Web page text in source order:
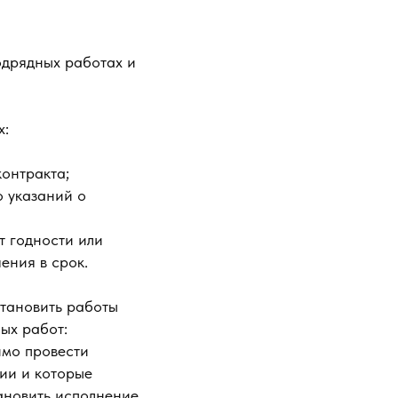
работах и
указаний о
годности или
в срок.
работы
работ:
провести
и которые